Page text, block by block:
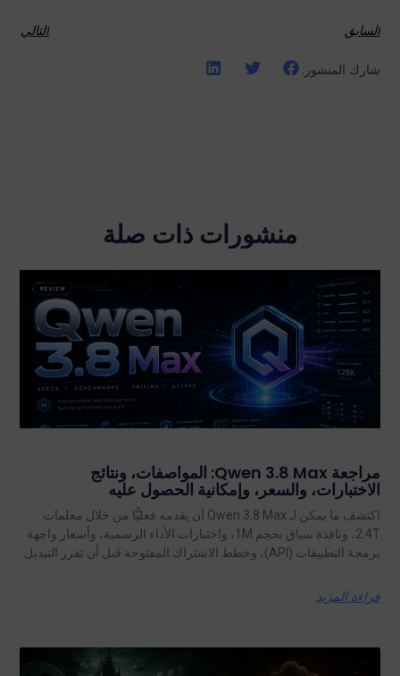
السابق التالي
شارك المنشور:
منشورات ذات صلة
مراجعة Qwen 3.8 Max: المواصفات، ونتائج
الاختبارات، والسعر، وإمكانية الحصول عليه
اكتشف ما يمكن لـ Qwen 3.8 Max أن يقدمه فعليًّا من خلال معلمات
2.4T، ونافذة سياق بحجم 1M، واختبارات الأداء الرسمية، وأسعار واجهة
برمجة التطبيقات (API)، وخطط الاشتراك المفتوحة قبل أن تقرر التبديل.
قراءة المزيد